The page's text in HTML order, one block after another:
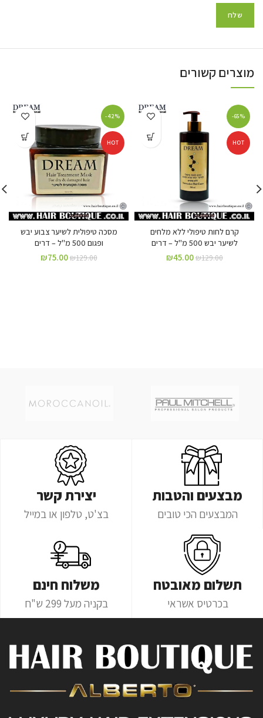
מוצרים קשורים
-65%
HOT
קרם לחות טיפולי ללא מלחים
לשיער יבש 500 מ"ל – דרים
₪129.00
₪45.00
-42%
HOT
מסכה טיפולית לשיער צבוע יבש
ופגום 500 מ"ל – דרים
₪129.00
₪75.00
מבצעים והטבות
המבצעים הכי טובים
יצירת קשר
בצ'ט, טלפון או במייל
תשלום מאובטח
בכרטיס אשראי
משלוח חינם
בקניה מעל 299 ש"ח